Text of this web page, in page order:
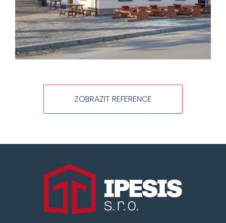
ZOBRAZIT REFERENCE